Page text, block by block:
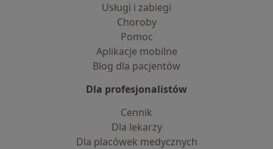
Usługi i zabiegi
Choroby
Pomoc
Aplikacje mobilne
Blog dla pacjentów
Dla profesjonalistów
Cennik
Dla lekarzy
Dla placówek medycznych